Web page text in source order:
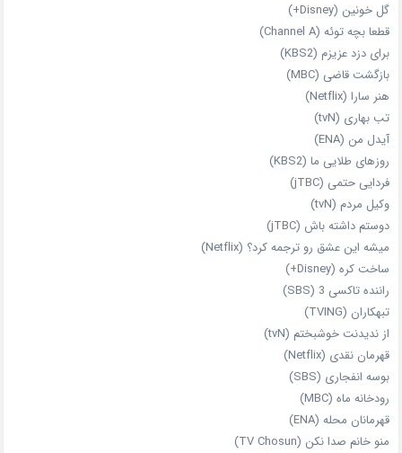
گل خونین (Disney+)
قطعا بچه توئه (Channel A)
برای دزد عزیزم (KBS2)
بازگشت قاضی (MBC)
هنر سارا (Netflix)
تب بهاری (tvN)
آیدل من (ENA)
روزهای طلایی ما (KBS2)
فردایی حتمی (jTBC)
وکیل مردم (tvN)
دوستم داشته باش (jTBC)
میشه این عشق رو ترجمه کرد؟ (Netflix)
ساخت کره (Disney+)
راننده تاکسی 3 (SBS)
تبهکاران (TVING)
از ندیدنت خوشبختم (tvN)
قهرمان نقدی (Netflix)
بوسه انفجاری (SBS)
رودخانه ماه (MBC)
قهرمانان محله (ENA)
منو خانم صدا نکن (TV Chosun)